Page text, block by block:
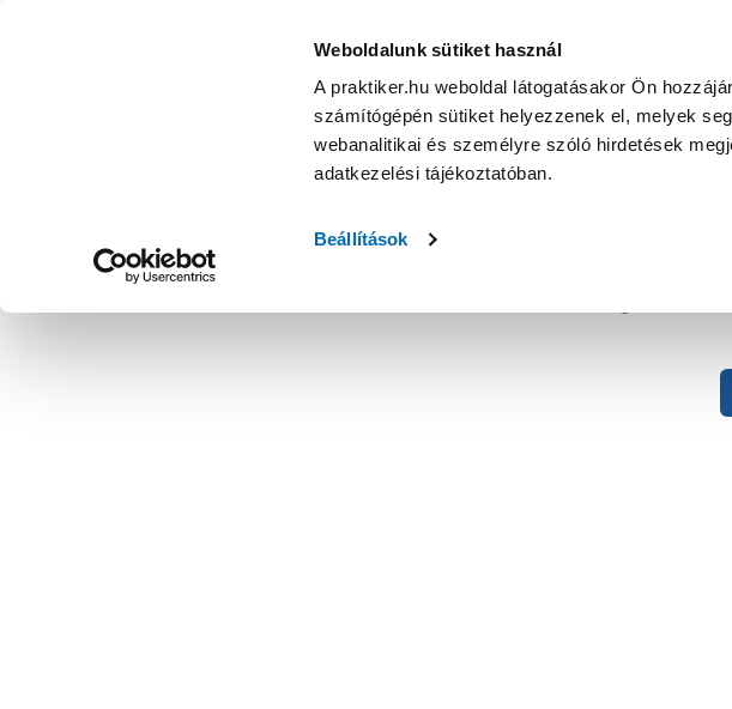
Weboldalunk sütiket használ
A praktiker.hu weboldal látogatásakor Ön
számítógépén sütiket helyezzenek el, melyek
webanalitikai és személyre szóló hirdetések
adatkezelési tájékoztatóban.
Beállítások